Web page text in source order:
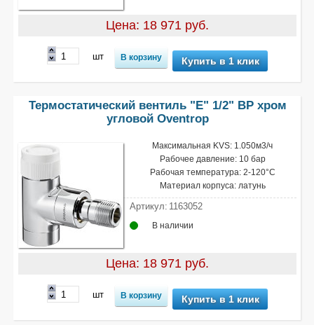
Цена: 18 971 руб.
шт Купить в 1 клик
Термостатический вентиль "Е" 1/2" ВР хром
угловой Oventrop
Максимальная KVS: 1.050м3/ч
Рабочее давление: 10 бар
Рабочая температура: 2-120°С
Материал корпуса: латунь
Артикул: 1163052
В наличии
Цена: 18 971 руб.
шт Купить в 1 клик